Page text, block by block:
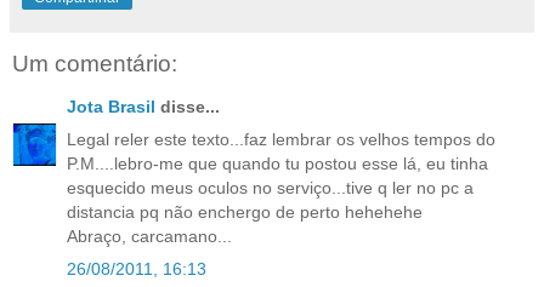
Um comentário:
Jota Brasil disse...
Legal reler este texto...faz lembrar os velhos tempos do
P.M....lebro-me que quando tu postou esse lá, eu tinha
esquecido meus oculos no serviço...tive q ler no pc a
distancia pq não enchergo de perto hehehehe
Abraço, carcamano...
26/08/2011, 16:13